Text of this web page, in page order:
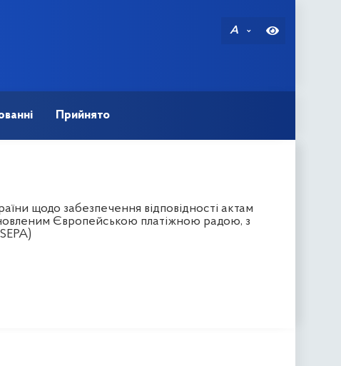
A
Прийнято
щодо забезпечення відповідності актам
Європейською платіжною радою, з